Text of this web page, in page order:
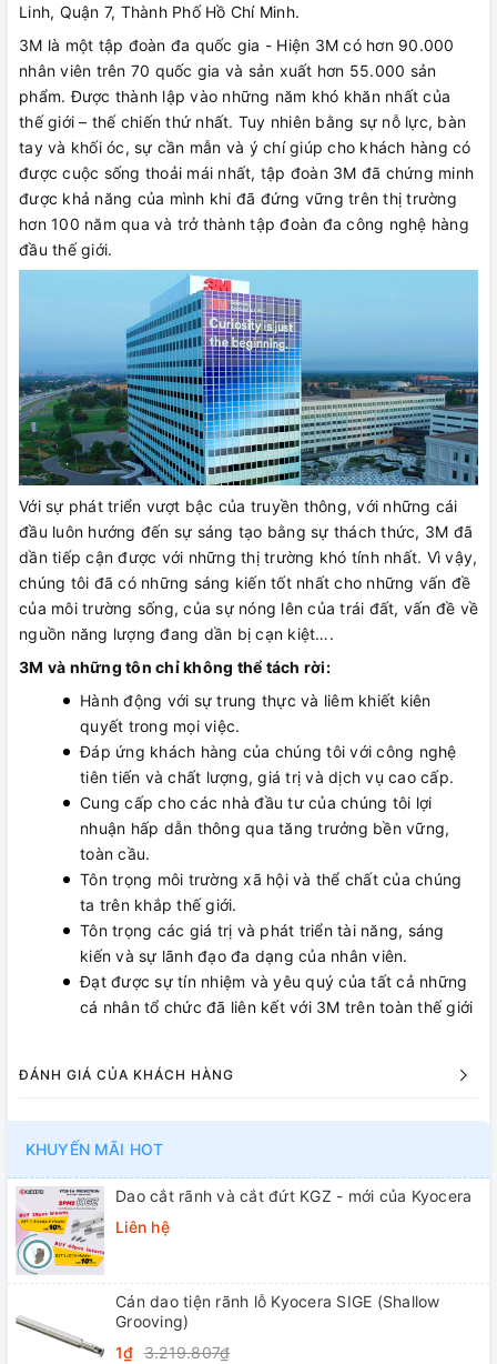
Linh, Quận 7, Thành Phố Hồ Chí Minh.
3M là một tập đoàn đa quốc gia - Hiện 3M có hơn 90.000
nhân viên trên 70 quốc gia và sản xuất hơn 55.000 sản
phẩm. Được thành lập vào những năm khó khăn nhất của
thế giới – thế chiến thứ nhất. Tuy nhiên bằng sự nỗ lực, bàn
tay và khối óc, sự cần mẫn và ý chí giúp cho khách hàng có
được cuộc sống thoải mái nhất, tập đoàn 3M đã chứng minh
được khả năng của mình khi đã đứng vững trên thị trường
hơn 100 năm qua và trở thành tập đoàn đa công nghệ hàng
đầu thế giới.
Với sự phát triển vượt bậc của truyền thông, với những cái
đầu luôn hướng đến sự sáng tạo bằng sự thách thức, 3M đã
dần tiếp cận được với những thị trường khó tính nhất. Vì vậy,
chúng tôi đã có những sáng kiến tốt nhất cho những vấn đề
của môi trường sống, của sự nóng lên của trái đất, vấn đề về
nguồn năng lượng đang dần bị cạn kiệt….
3M và những tôn chỉ không thể tách rời:
Hành động với sự trung thực và liêm khiết kiên
quyết trong mọi việc.
Đáp ứng khách hàng của chúng tôi với công nghệ
tiên tiến và chất lượng, giá trị và dịch vụ cao cấp.
Cung cấp cho các nhà đầu tư của chúng tôi lợi
nhuận hấp dẫn thông qua tăng trưởng bền vững,
toàn cầu.
Tôn trọng môi trường xã hội và thể chất của chúng
ta trên khắp thế giới.
Tôn trọng các giá trị và phát triển tài năng, sáng
kiến ​​và sự lãnh đạo đa dạng của nhân viên.
Đạt được sự tín nhiệm và yêu quý của tất cả những
cá nhân tổ chức đã liên kết với 3M trên toàn thế giới
ĐÁNH GIÁ CỦA KHÁCH HÀNG
KHUYẾN MÃI HOT
Dao cắt rãnh và cắt đứt KGZ - mới của Kyocera
Liên hệ
Cán dao tiện rãnh lỗ Kyocera SIGE (Shallow
Grooving)
1₫ 3.219.807₫